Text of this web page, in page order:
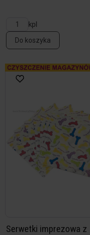
kpl
Do koszyka
Serwetki imprezowa z